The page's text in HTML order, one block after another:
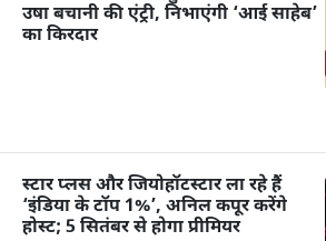
उषा बचानी की एंट्री, निभाएंगी ‘आई साहेब’
का किरदार
स्टार प्लस और जियोहॉटस्टार ला रहे हैं
‘इंडिया के टॉप 1%’, अनिल कपूर करेंगे
होस्ट; 5 सितंबर से होगा प्रीमियर